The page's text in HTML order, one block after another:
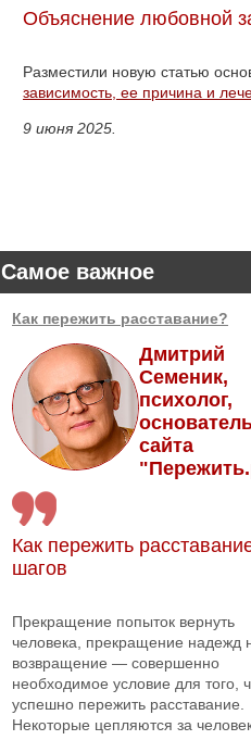
Объяснение любовной
Разместили новую статью
зависимость, ее причина и
9 июня 2025.
Самое важное
Как пережить расставание?
Дмитрий
Семеник,
психолог,
сайта
Как пережить
шагов
Прекращение попыток вернуть
человека, прекращение надежд
возвращение — совершенно
необходимое условие для того,
успешно пережить расставание.
Некоторые цепляются за